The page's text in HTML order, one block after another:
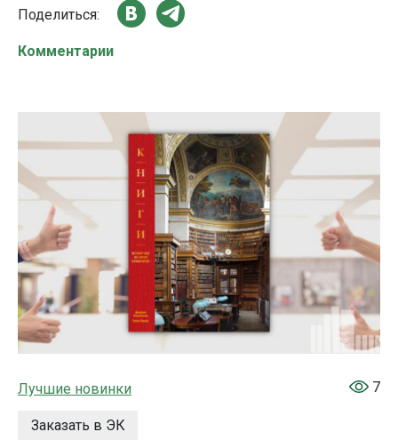
Поделиться:
Комментарии
Лучшие новинки
Заказать в ЭК
7